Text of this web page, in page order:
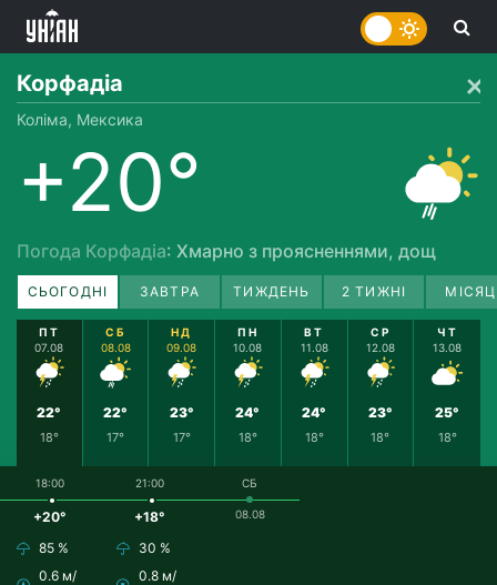
Корфадіа
Коліма, Мексика
+20°
Погода Корфадіа: Хмарно з проясненнями, дощ
СЬОГОДНІ ЗАВТРА ТИЖДЕНЬ 2 ТИЖНІ
ПТ
07.08
22°
18°
СБ
08.08
22°
17°
НД
09.08
23°
17°
ПН
10.08
24°
18°
ВТ
11.08
24°
18°
СР
12.08
23°
18°
ЧТ
13.08
25°
18°
18:00
+20°
85 %
0.6 м/
21:00
+18°
30 %
0.8 м/
СБ
08.08